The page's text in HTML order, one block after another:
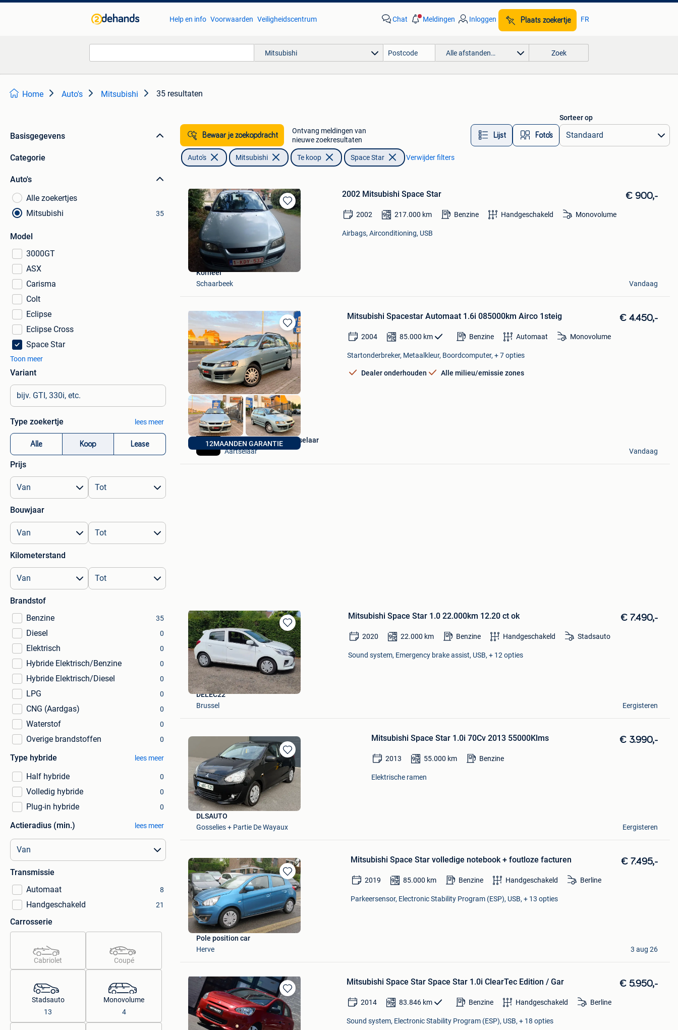
Help en info Voorwaarden Veiligheidscentrum Chat Meldingen Inloggen Plaats zoekertje FR
Mitsubishi Alle afstanden… Zoek
Home Auto's Mitsubishi 35 resultaten
Basisgegevens
Categorie
Auto's
Alle zoekertjes
Mitsubishi
35
Model
3000GT
ASX
Carisma
Colt
Eclipse
Eclipse Cross
Space Star
Toon meer
Variant
Type zoekertje lees meer
Alle Koop Lease
Prijs
Bouwjaar
Kilometerstand
Brandstof
Benzine
35
Diesel 0
Elektrisch 0
Hybride Elektrisch/Benzine 0
Hybride Elektrisch/Diesel 0
LPG 0
CNG (Aardgas) 0
Waterstof 0
Overige brandstoffen 0
Type hybride lees meer
Half hybride 0
Volledig hybride 0
Plug-in hybride 0
Actieradius (min.) lees meer
Transmissie
Automaat
8
Handgeschakeld 21
Carrosserie
Cabriolet Coupé
Stadsauto
13
Monovolume
4
Bewaar je zoekopdracht
Ontvang meldingen van
nieuwe zoekresultaten
Lijst Foto’s
Sorteer op
Auto's Mitsubishi Te koop Space Star Verwijder filters
Bewaren
in
Mijn
Favorieten
2002 Mitsubishi Space Star € 900,-
2002 217.000 km Benzine Handgeschakeld Monovolume
Airbags, Airconditioning, USB
Korneel
Schaarbeek
Vandaag
Bewaren
in
Mijn
Favorieten
12MAANDEN GARANTIE
Mitsubishi Spacestar Automaat 1.6i 085000km Airco 1steig € 4.450,-
2004 85.000 km Benzine Automaat Monovolume
Startonderbreker, Metaalkleur, Boordcomputer, + 7 opties
Dealer onderhouden Alle milieu/emissie zones
Quality Car Center Aartselaar
Aartselaar
Vandaag
Bewaren
in
Mijn
Favorieten
Mitsubishi Space Star 1.0 22.000km 12.20 ct ok € 7.490,-
2020 22.000 km Benzine Handgeschakeld Stadsauto
Sound system, Emergency brake assist, USB, + 12 opties
DELEC22
Brussel
Eergisteren
Bewaren
in
Mijn
Favorieten
Mitsubishi Space Star 1.0i 70Cv 2013 55000Klms € 3.990,-
2013 55.000 km Benzine
Elektrische ramen
DLSAUTO
Gosselies + Partie De Wayaux
Eergisteren
Bewaren
in
Mijn
Favorieten
Mitsubishi Space Star volledige notebook + foutloze facturen € 7.495,-
2019 85.000 km Benzine Handgeschakeld Berline
Parkeersensor, Electronic Stability Program (ESP), USB, + 13 opties
Pole position car
Herve
3 aug 26
Bewaren
in
Mijn
Favorieten
Mitsubishi Space Star Space Star 1.0i ClearTec Edition / Gar € 5.950,-
2014 83.846 km Benzine Handgeschakeld Berline
Sound system, Electronic Stability Program (ESP), USB, + 18 opties